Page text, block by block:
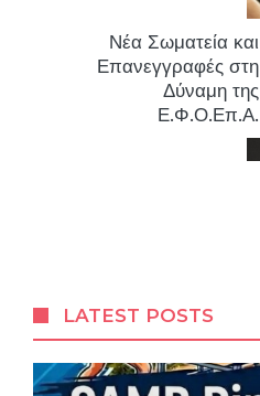
Νέα Σωματεία και
Επανεγγραφές στη
Δύναμη της
Ε.Φ.Ο.Επ.Α.
LATEST POSTS